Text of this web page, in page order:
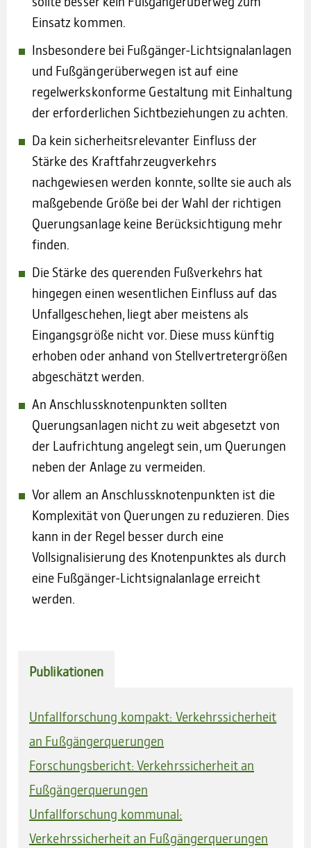
Einsatz kommen.
Insbesondere bei Fußgänger-Lichtsignalanlagen
und Fußgängerüberwegen ist auf eine
regelwerkskonforme Gestaltung mit Einhaltung
der erforderlichen Sichtbeziehungen zu achten.
Da kein sicherheitsrelevanter Einfluss der
Stärke des Kraftfahrzeugverkehrs
nachgewiesen werden konnte, sollte sie auch als
maßgebende Größe bei der Wahl der richtigen
Querungsanlage keine Berücksichtigung mehr
finden.
Die Stärke des querenden Fußverkehrs hat
hingegen einen wesentlichen Einfluss auf das
Unfallgeschehen, liegt aber meistens als
Eingangsgröße nicht vor. Diese muss künftig
erhoben oder anhand von Stellvertretergrößen
abgeschätzt werden.
An Anschlussknotenpunkten sollten
Querungsanlagen nicht zu weit abgesetzt von
der Laufrichtung angelegt sein, um Querungen
neben der Anlage zu vermeiden.
Vor allem an Anschlussknotenpunkten ist die
Komplexität von Querungen zu reduzieren. Dies
kann in der Regel besser durch eine
Vollsignalisierung des Knotenpunktes als durch
eine Fußgänger-Lichtsignalanlage erreicht
werden.
Publikationen
Unfallforschung kompakt: Verkehrssicherheit
an Fußgängerquerungen
Forschungsbericht: Verkehrssicherheit an
Fußgängerquerungen
Unfallforschung kommunal:
Verkehrssicherheit an Fußgängerquerungen